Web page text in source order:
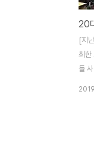
의
라고
키
있고
노연
[지
최한
들
고